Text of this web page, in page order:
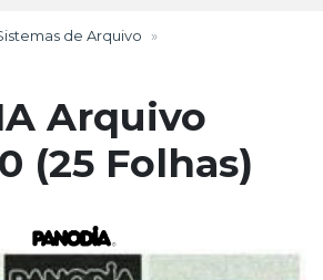
de Arquivo
Arquivo
(25 Folhas)